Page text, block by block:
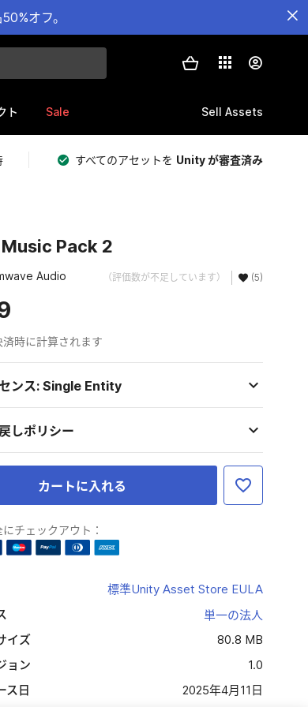
オフ。
ト Sale Sell Assets
すべてのアセットを Unity が審査済み
Pack 2
Audio （評価数が不足しています） (5)
時に計算されます
ンス: Single Entity
しポリシー
カートに入れる
チェックアウト：
標準Unity Asset Store EULA
単一の法人
イズ
80.8 MB
ョン
1.0
ス日
2025年4月11日